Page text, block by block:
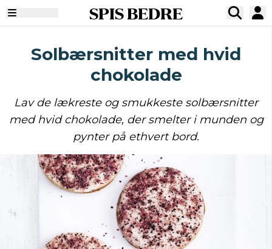
SPIS BEDRE
Solbærsnitter med hvid
chokolade
Lav de lækreste og smukkeste solbærsnitter
med hvid chokolade, der smelter i munden og
pynter på ethvert bord.